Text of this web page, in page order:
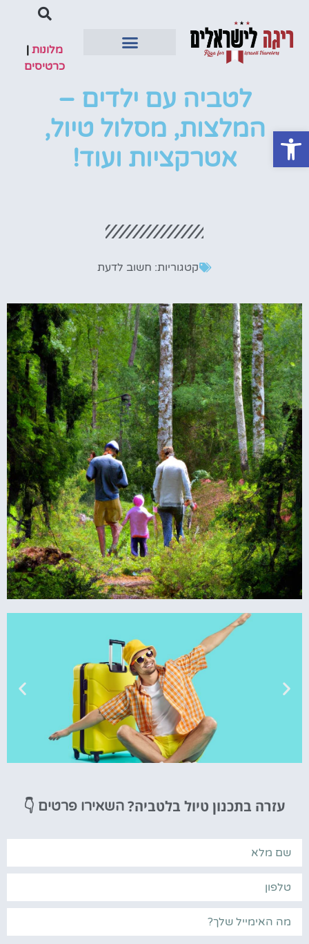
מלונות|
כרטיסים
לטביה עם ילדים –
המלצות, מסלול טיול,
אטרקציות ועוד!
קטגוריות: חשוב לדעת
מציאת
פה!
עזרה בתכנון טיול בלטביה? השאירו פרטים 👇
פתח סרגל נגישות